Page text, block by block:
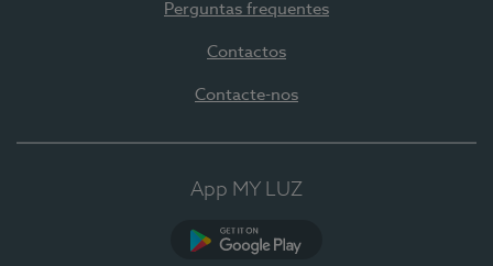
Perguntas frequentes
Contactos
Contacte-nos
App MY LUZ